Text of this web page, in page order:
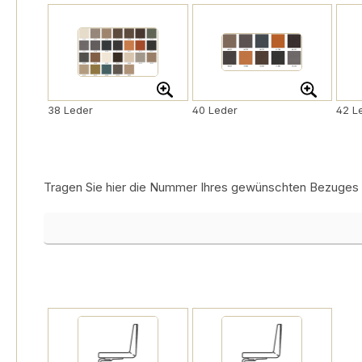
38 Leder 40 Leder 42
Tragen Sie hier die Nummer Ihres gewünschten Bezuges